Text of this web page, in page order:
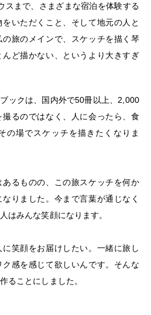
スまで、さまざまな宿泊を体験する
いただくこと、そして地元の人と
旅のメインで、スケッチを描く琴
ど描かない、というより大きすぎ
ックは、国内外で50冊以上、 2,000
るのではなく、人に会ったら、食
の場でスケッチを描きたくなりま
るものの、この旅スケッチを何か
りました。今まで言葉が通じなく
はみんな笑顔になります。
笑顔をお届けしたい。一緒に旅し
感を感じて欲しいんです。そんな
ることにしました。